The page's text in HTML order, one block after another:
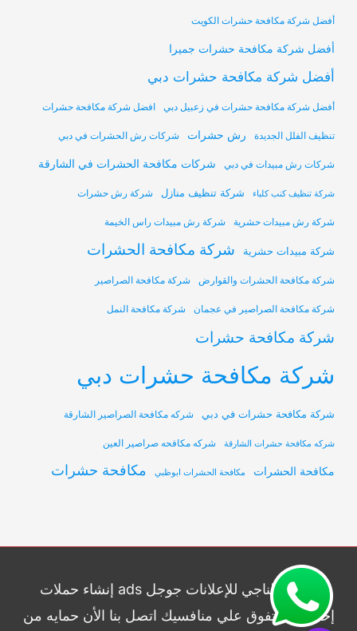
أفضل شركة مكافحة حشرات الكويت
أفضل شركة مكافحة حشرات جميرا
أفضل شركة مكافحة حشرات دبي
أفضل شركة مكافحة حشرات في زعبيل دبي افضل شركة مكافحة حشرات
تنظيف الفلل الجديدة رش حشرات شركات رش الحشرات في دبي
شركات رش مبيدات في دبي شركات مكافحة الحشرات في الشارقة
شركة تنظيف كنب كلباء شركة تنظيف منازل شركة رش حشرات
شركة رش مبيدات حشرية شركة رش مبيدات راس الخيمة
شركة مبيدات حشرية شركة مكافحة الحشرات
شركة مكافحة الحشرات والقوارض شركة مكافحة الصراصير
شركة مكافحة الصراصير في عجمان شركة مكافحة النمل
شركة مكافحة حشرات
شركة مكافحة حشرات دبي
شركة مكافحة حشرات في دبي شركه مكافحة الصراصير الشارقة
شركه مكافحة حشرات الشارقة شركه مكافحه صراصير العين
مكافحة الحشرات مكافحة الحشرات ابوظبي مكافحة حشرات
شركة الناجي للإعلانات جوجل ads إنشاء حملات
إحترافيه وتفوق علي منافسيك اتصل بنا الأن حمايه من